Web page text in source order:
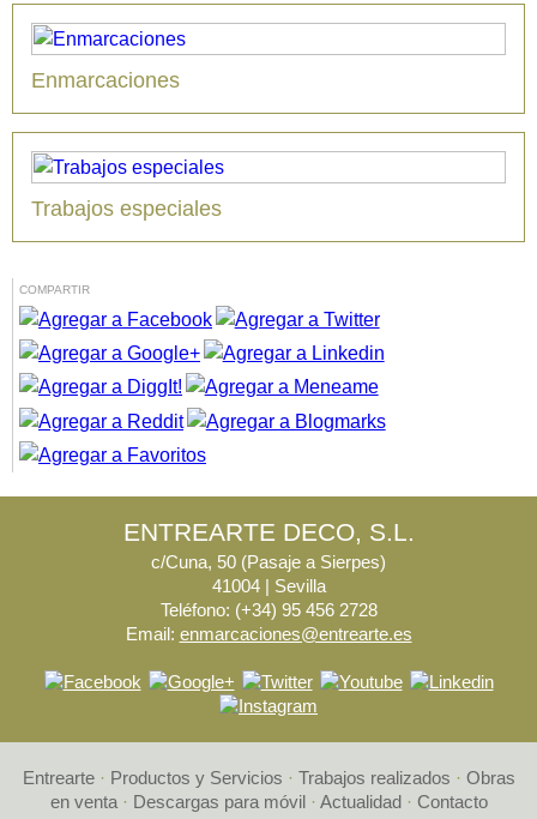
Enmarcaciones
Trabajos especiales
COMPARTIR
ENTREARTE DECO, S.L.
c/Cuna, 50 (Pasaje a Sierpes)
41004 | Sevilla
Teléfono: (+34) 95 456 2728
Email: enmarcaciones@entrearte.es
Entrearte· Productos y Servicios · Trabajos realizados · Obras
en venta· Descargas para móvil· Actualidad· Contacto